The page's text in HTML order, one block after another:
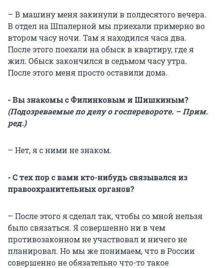
– В машину меня закинули в полдесятого вечера.
В отдел на Шпалерной мы приехали примерно во
втором часу ночи. Там я находился часа два.
После этого поехали на обыск в квартиру, где я
жил. Обыск закончился в седьмом часу утра.
После этого меня просто оставили дома.
- Вы знакомы с Филинковым и Шишкиным?
(Подозреваемые по делу о госперевороте. – Прим.
ред.)
– Нет, я с ними не знаком.
- С тех пор с вами кто-нибудь связывался из
правоохранительных органов?
– После этого я сделал так, чтобы со мной нельзя
было связаться. Я совершенно ни в чем
противозаконном не участвовал и ничего не
планировал. Но мы же понимаем, что в России
совершенно не обязательно что-то такое